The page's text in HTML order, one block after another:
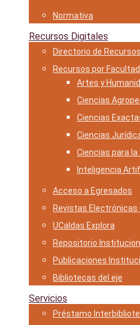
Normativa
Recursos Digitales
Directorio de
Recursos por Facultad
Artes y
Ciencias
Ciencias
Ciencias
Ciencias para la
Inteligencia
Acceso a Egresados
Revistas Electrónicas
UCaldas Explora
Repositorio
Publicaciones
Bibliotecas del eje
Servicios
Préstamo